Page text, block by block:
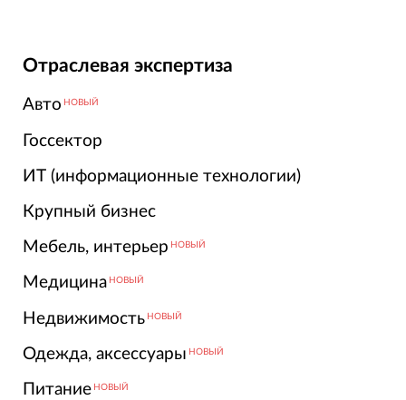
Отраслевая экспертиза
Авто НОВЫЙ
Госсектор
ИТ (информационные технологии)
Крупный бизнес
Мебель, интерьер НОВЫЙ
Медицина НОВЫЙ
Недвижимость НОВЫЙ
Одежда, аксессуары НОВЫЙ
Питание НОВЫЙ